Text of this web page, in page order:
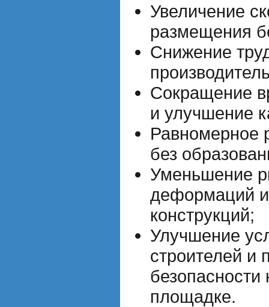
Увеличение
размещения
Снижение
Сокращение
и улучшение
Равномерное
без
Уменьшение
деформаций
конструкций;
Улучшение
строителей и
безопасности
площадке.